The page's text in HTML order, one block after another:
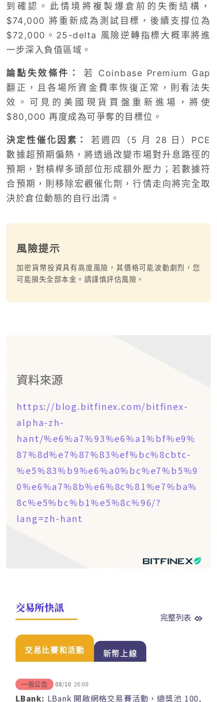
到確認。此情境將複製爆倉前的失衡結構，
$74,000 將重新成為測試目標，後續支撐位為
$72,000。25-delta 風險逆轉指標大概率將進
一步深入負值區域。
論點失效條件 ：
若 Coinbase Premium Gap
翻正，且各場所資金費率恢復正常，則看法失
效。可見的美國現貨買盤重新進場，將使
$80,000 再度成為可爭奪的目標位。
決定性催化因素：
若週四（5 月 28 日）PCE
數據超預期偏熱，將透過改變市場對升息路徑的
預期，對槓桿多頭部位形成額外壓力；若數據符
合預期，則移除宏觀催化劑，行情走向將完全取
決於倉位動態的自行出清。
風險提示
加密貨幣投資具有高度風險，其價格可能波動劇烈，您
可能損失全部本金。請謹慎評估風險。
資料來源
https://blog.bitfinex.com/bitfinex-
alpha-zh-
hant/%e6%a7%93%e6%a1%bf%e9%
87%8d%e7%87%83%ef%bc%8cbtc-
%e5%83%b9%e6%a0%bc%e7%b5%9
0%e6%a7%8b%e6%8c%81%e7%ba%
8c%e5%bc%b1%e5%8c%96/?
lang=zh-hant
交易所快訊
完整列表
交易比賽和活動 新幣上線
一般公告 08/10 20:00
LBank: LBank 開啟網格交易賽活動，總獎池 100,